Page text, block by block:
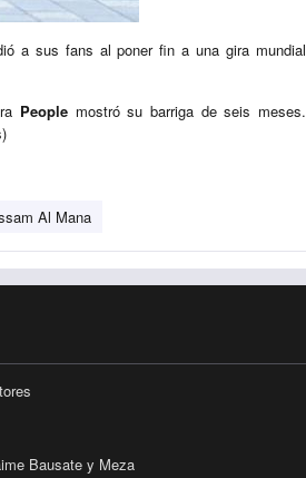
a sus fans al poner fin a una gira mundial
Peoplemostró su barriga de seis meses.
Al Mana
Bausate y Meza